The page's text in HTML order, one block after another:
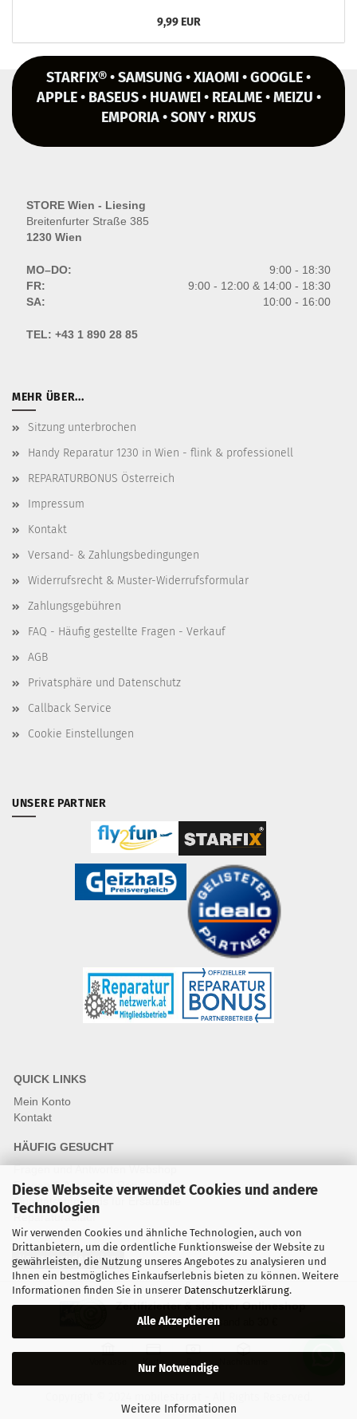
Diese Webseite verwendet Cookies und andere
Technologien
Wir verwenden Cookies und ähnliche Technologien, auch von
Drittanbietern, um die ordentliche Funktionsweise der Website zu
gewährleisten, die Nutzung unseres Angebotes zu analysieren und
Ihnen ein bestmögliches Einkaufserlebnis bieten zu können. Weitere
Informationen finden Sie in unserer Datenschutzerklärung.
Alle Akzeptieren
Nur Notwendige
Weitere Informationen
9,99 EUR
STARFIX® • SAMSUNG • XIAOMI • GOOGLE •
APPLE • BASEUS • HUAWEI • REALME • MEIZU •
EMPORIA • SONY • RIXUS
STORE Wien - Liesing
Breitenfurter Straße 385
1230 Wien
MO–DO:
9:00 - 18:30
FR:
9:00 - 12:00 & 14:00 - 18:30
SA:
10:00 - 16:00
TEL: +43 1 890 28 85
MEHR ÜBER...
Sitzung unterbrochen
Handy Reparatur 1230 in Wien - flink & professionell
REPARATURBONUS Österreich
Impressum
Kontakt
Versand- & Zahlungsbedingungen
Widerrufsrecht & Muster-Widerrufsformular
Zahlungsgebühren
FAQ - Häufig gestellte Fragen - Verkauf
AGB
Privatsphäre und Datenschutz
Callback Service
Cookie Einstellungen
UNSERE PARTNER
QUICK LINKS
Mein Konto
Kontakt
HÄUFIG GESUCHT
Fragen und Antworten Webshop
Fragen & Antworten Reparatur
Qualitätsstandards für Ersatzteile
Reparaturablauf
Vertrag widerrufen
Zertifizierter & sicherer Onlineshop
Kostenloser Versand ab 30 €